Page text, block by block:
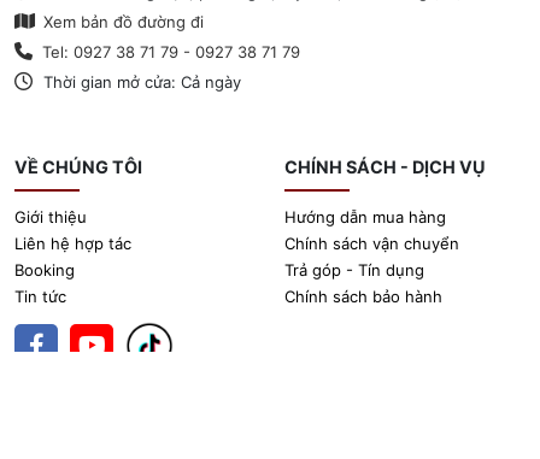
Xem bản đồ đường đi
Tel: 0927 38 71 79 - 0927 38 71 79
Thời gian mở cửa: Cả ngày
VỀ CHÚNG TÔI
Giới thiệu
Liên hệ hợp tác
Booking
Tin tức
CHÍNH SÁCH - DỊCH VỤ
Hướng dẫn mua hàng
Chính sách vận chuyển
Trả góp - Tín dụng
Chính sách bảo hành